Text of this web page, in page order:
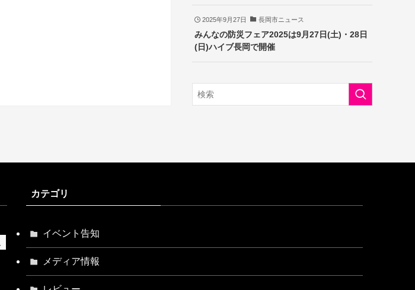
2025年9月27日 長岡市ニュース
みんなの防災フェア2025は9月27日(土)・28日
(日)ハイブ長岡で開催
カテゴリ
イベント告知
メディア情報